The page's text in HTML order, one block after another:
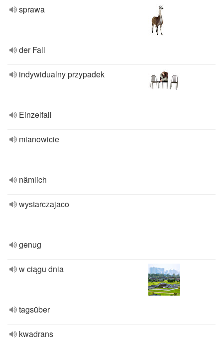
sprawa
der Fall
indywidualny przypadek
Einzelfall
mianowicie
nämlich
wystarczajaco
genug
w ciągu dnia
tagsüber
kwadrans